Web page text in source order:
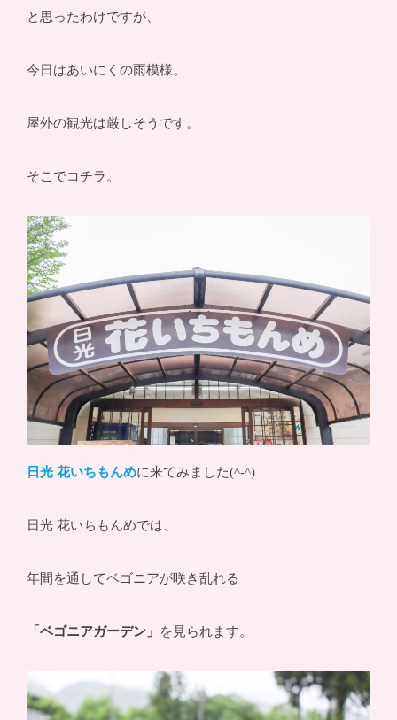
と思ったわけですが、
今日はあいにくの雨模様。
屋外の観光は厳しそうです。
そこでコチラ。
日光 花いちもんめに来てみました(^-^)
日光 花いちもんめでは、
年間を通してベゴニアが咲き乱れる
「ベゴニアガーデン」 を見られます。